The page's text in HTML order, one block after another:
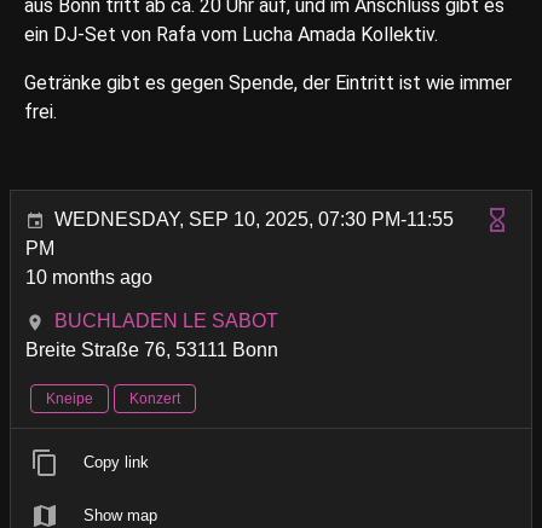
aus Bonn tritt ab ca. 20 Uhr auf, und im Anschluss gibt es
ein DJ-Set von Rafa vom Lucha Amada Kollektiv.
Getränke gibt es gegen Spende, der Eintritt ist wie immer
frei.
WEDNESDAY, SEP 10, 2025, 07:30 PM-11:55
PM
10 months ago
BUCHLADEN LE SABOT
Breite Straße 76, 53111 Bonn
Kneipe Konzert
Copy link
Show map